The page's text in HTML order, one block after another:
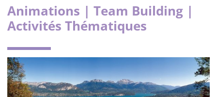
Animations | Team Building |
Activités Thématiques